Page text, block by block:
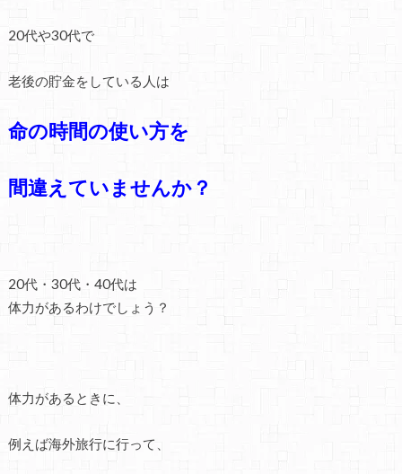
20代や30代で
老後の貯金をしている人は
命の時間の使い方を
間違えていませんか？
20代・30代・40代は
体力があるわけでしょう？
体力があるときに、
例えば海外旅行に行って、